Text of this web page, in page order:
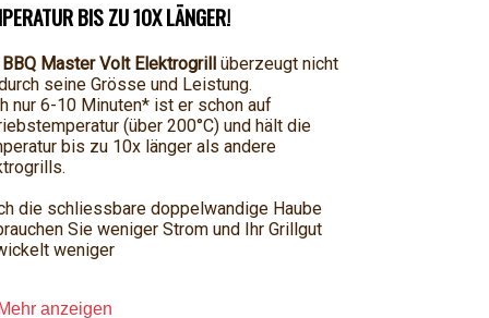
BIS ZU 10X LÄNGER!
BBQ Master Volt Elektrogrill überzeugt nicht
seine Grösse und Leistung.
nur 6-10 Minuten* ist er schon auf
(über 200°C) und hält die
bis zu 10x länger als andere
die schliessbare doppelwandige Haube
Sie weniger Strom und Ihr Grillgut
weniger
Mehr anzeigen